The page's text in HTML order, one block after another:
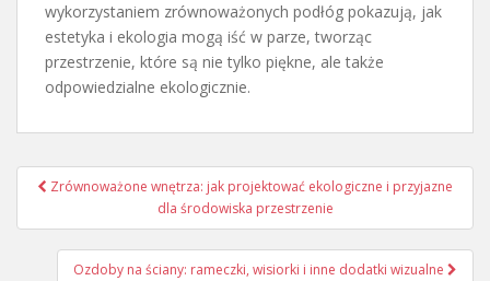
wykorzystaniem zrównoważonych podłóg pokazują, jak
estetyka i ekologia mogą iść w parze, tworząc
przestrzenie, które są nie tylko piękne, ale także
odpowiedzialne ekologicznie.
Nawigacja
Zrównoważone wnętrza: jak projektować ekologiczne i przyjazne
dla środowiska przestrzenie
Ozdoby na ściany: rameczki, wisiorki i inne dodatki wizualne